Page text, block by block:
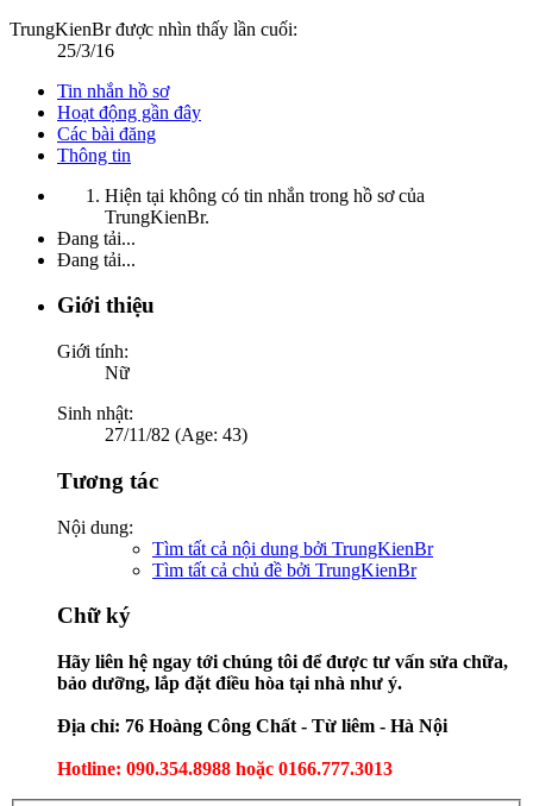
TrungKienBr được nhìn thấy lần cuối:
25/3/16
Tin nhắn hồ sơ
Hoạt động gần đây
Các bài đăng
Thông tin
Hiện tại không có tin nhắn trong hồ sơ của
TrungKienBr.
Đang tải...
Đang tải...
Giới thiệu
Giới tính:
Nữ
Sinh nhật:
27/11/82 (Age: 43)
Tương tác
Nội dung:
Tìm tất cả nội dung bởi TrungKienBr
Tìm tất cả chủ đề bởi TrungKienBr
Chữ ký
Hãy liên hệ ngay tới chúng tôi để được tư vấn sửa chữa,
bảo dưỡng, lắp đặt điều hòa tại nhà như ý.
Địa chỉ: 76 Hoàng Công Chất - Từ liêm - Hà Nội
Hotline: 090.354.8988 hoặc 0166.777.3013